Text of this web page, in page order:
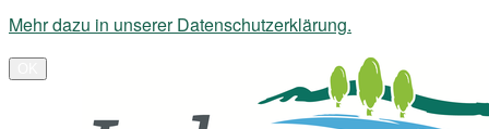
Mehr dazu in unserer Datenschutzerklärung.